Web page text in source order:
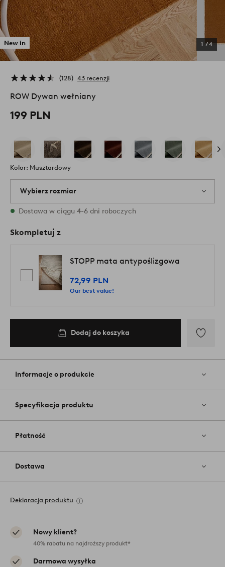
New in 1 /4
128 43 recenzji
ROW Dywan wełniany
199 PLN
Kolor: Musztardowy
Wybierz rozmiar
{variants} rozmiary są dostępne w magazynie
Dostawa w ciągu 4-6 dni roboczych
Skompletuj z
STOPP mata antypoślizgowa
72,99 PLN
Our best value!
Dodaj do koszyka
do
Informacje o produkcie
Specyfikacja produktu
Płatność
Dostawa
Deklaracja produktu
Nowy klient?
40% rabatu na najdroższy produkt*
Darmowa wysyłka